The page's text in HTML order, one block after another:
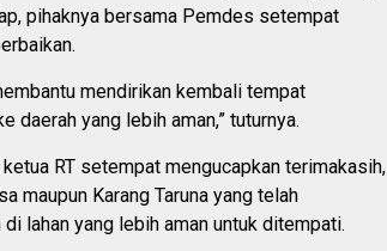
pihaknya bersama Pemdes setempat
mendirikan kembali tempat
daerah yang lebih aman,” tuturnya.
RT setempat mengucapkan terimakasih,
maupun Karang Taruna yang telah
lahan yang lebih aman untuk ditempati.